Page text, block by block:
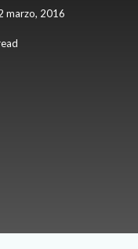
marzo, 2016